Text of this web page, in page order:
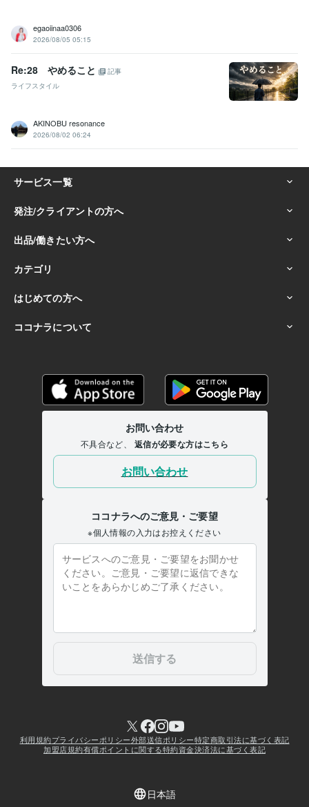
egaoiinaa0306
2026/08/05 05:15
Re:28 やめること
記事
ライフスタイル
AKINOBU resonance
2026/08/02 06:24